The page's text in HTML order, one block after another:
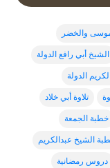
موسى والخضر
الشيخ أبي رافع الدولة
الدولة
تلاوة أبي خلاد
خطبة الجمعة
الشيخ عبدالكريم
دروس رمضانية